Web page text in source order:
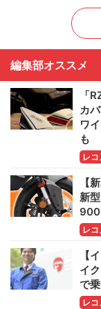
編集部オススメ
「
カ
ワ
も
レコ
【
新
レコ
【
イ
で
レコ